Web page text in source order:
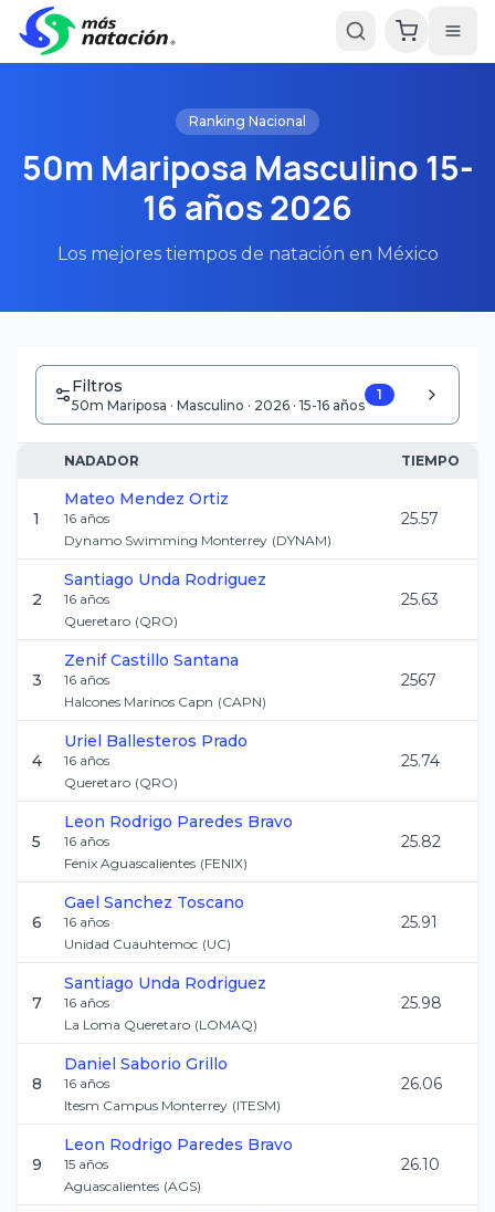
Ranking Nacional
50m Mariposa Masculino 15-
16 años 2026
Los mejores tiempos de natación en México
Filtros
50m Mariposa · Masculino · 2026 · 15-16 años
1
NADADOR TIEMPO
1
Mateo Mendez Ortiz
16 años
Dynamo Swimming Monterrey (DYNAM)
25.57
2
Santiago Unda Rodriguez
16 años
Queretaro (QRO)
25.63
3
Zenif Castillo Santana
16 años
Halcones Marinos Capn (CAPN)
2567
4
Uriel Ballesteros Prado
16 años
Queretaro (QRO)
25.74
5
Leon Rodrigo Paredes Bravo
16 años
Fenix Aguascalientes (FENIX)
25.82
6
Gael Sanchez Toscano
16 años
Unidad Cuauhtemoc (UC)
25.91
7
Santiago Unda Rodriguez
16 años
La Loma Queretaro (LOMAQ)
25.98
8
Daniel Saborio Grillo
16 años
Itesm Campus Monterrey (ITESM)
26.06
9
Leon Rodrigo Paredes Bravo
15 años
Aguascalientes (AGS)
26.10